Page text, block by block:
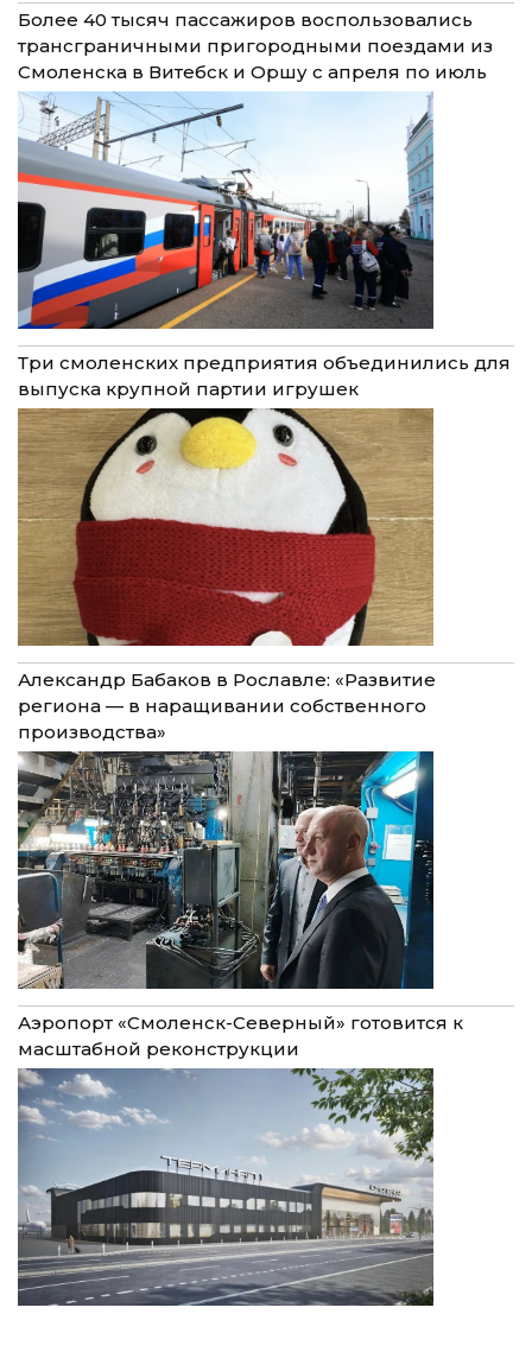
Более 40 тысяч пассажиров воспользовались
трансграничными пригородными поездами из
Смоленска в Витебск и Оршу с апреля по июль
Три смоленских предприятия объединились для
выпуска крупной партии игрушек
Александр Бабаков в Рославле: «Развитие
региона — в наращивании собственного
производства»
Аэропорт «Смоленск-Северный» готовится к
масштабной реконструкции